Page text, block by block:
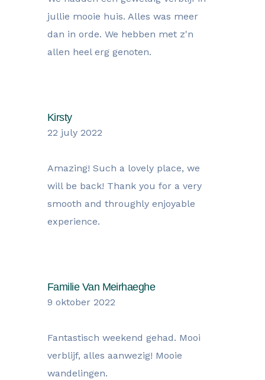
jullie mooie huis. Alles was meer
dan in orde. We hebben met z'n
allen heel erg genoten.
Kirsty
22 july 2022
Amazing! Such a lovely place, we
will be back! Thank you for a very
smooth and throughly enjoyable
experience.
Familie Van Meirhaeghe
9 oktober 2022
Fantastisch weekend gehad. Mooi
verblijf, alles aanwezig! Mooie
wandelingen.